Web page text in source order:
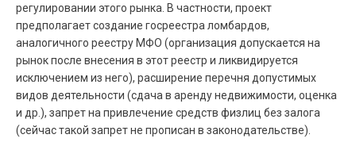
регулировании этого рынка. В частности, проект
предполагает создание госреестра ломбардов,
аналогичного реестру МФО (организация допускается на
рынок после внесения в этот реестр и ликвидируется
исключением из него), расширение перечня допустимых
видов деятельности (сдача в аренду недвижимости, оценка
и др.), запрет на привлечение средств физлиц без залога
(сейчас такой запрет не прописан в законодательстве).